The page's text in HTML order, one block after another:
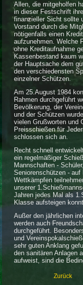
Allen, die mitgeholfen
in dieser Festschrift
finanzieller Sicht sollte
Vorstand durch die
nötigenfalls einen
aufzunehmen. Welche
ohne Kreditaufnahme
Kassenbestand kaum
der Hauptsache dem
den verschiedensten
einzelner Schützen.
Am 25.August 1984
Rahmen durchgeführt
Bevölkerung, der
und der Schützen
vielen Grußworten und
Preisschießen für
schlossen sich an.
Recht schnell
ein regelmäßiger
Mannschaften -
Seniorenschützen -
Wettkämpfen
unserer
Jahren jedes Mal als
Klasse aufsteigen
Außer den jährlichen
werden auch
durchgeführt.
und
sehr guten Anklang
den sanitären Anlagen
aufweist, sind die
Zurück